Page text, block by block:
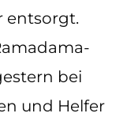
entsorgt.
bei
und Helfer